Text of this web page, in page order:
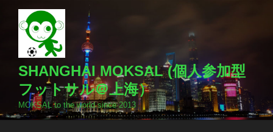
ッ
SHANGHAI MOKSAL (個人参加型
フットサル＠上海）
MOKSAL to the world since 2013